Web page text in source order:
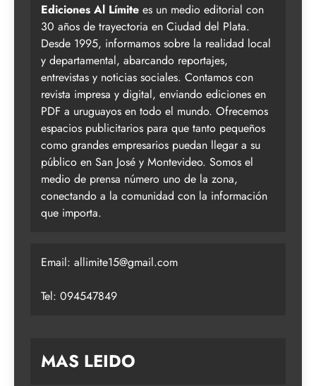
Ediciones Al Límite es un medio editorial con
30 años de trayectoria en Ciudad del Plata.
Desde 1995, informamos sobre la realidad local
y departamental, abarcando reportajes,
entrevistas y noticias sociales. Contamos con
revista impresa y digital, enviando ediciones en
PDF a uruguayos en todo el mundo. Ofrecemos
espacios publicitarios para que tanto pequeños
como grandes empresarios puedan llegar a su
público en San José y Montevideo. Somos el
medio de prensa número uno de la zona,
conectando a la comunidad con la información
que importa.
Email: allimite15@gmail.com
Tel: 094547849
MAS LEIDO